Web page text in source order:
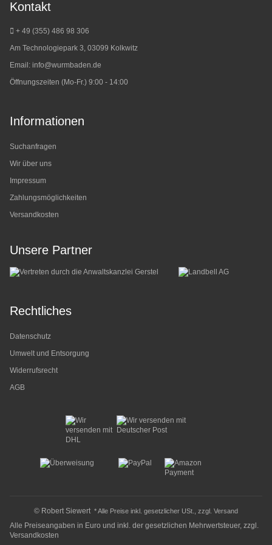
Kontakt
+ 49 (355) 486 98 306
Am Technologiepark 3, 03099 Kolkwitz
Email: info@wurmbaden.de
Öffnungszeiten (Mo-Fr.) 9:00 - 14:00
Informationen
Suchanfragen
Wir über uns
Impressum
Zahlungsmöglichkeiten
Versandkosten
Unsere Partner
Rechtliches
Datenschutz
Umwelt und Entsorgung
Widerrufsrecht
AGB
© Robert Siewert* Alle Preise inkl. gesetzlicher USt., zzgl. Versand
Alle Preiseangaben in Euro und inkl. der gesetzlichen Mehrwertsteuer, zzgl.
Versandkosten